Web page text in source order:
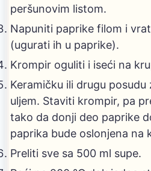
peršunovim listom.
Napuniti paprike filom i
(ugurati ih u paprike).
Krompir oguliti i iseći na
Keramičku ili drugu
uljem. Staviti krompir, pa
tako da donji deo paprike
paprika bude oslonjena na
Preliti sve sa 500 ml supe.